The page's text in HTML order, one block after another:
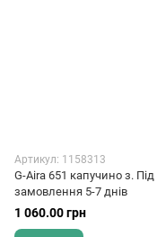
Артикул: 1158313
G-Aira 651 капучино з. Під
замовлення 5-7 днів
1 060.00 грн